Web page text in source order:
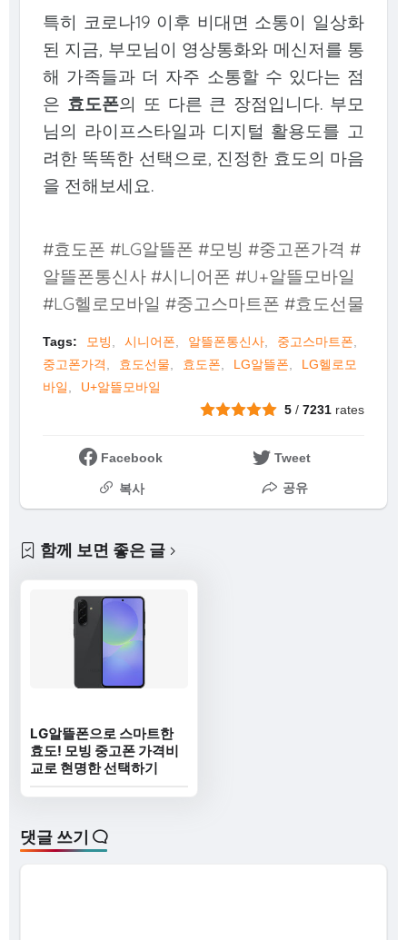
특히 코로나19 이후 비대면 소통이 일상화
된 지금, 부모님이 영상통화와 메신저를 통
해 가족들과 더 자주 소통할 수 있다는 점
은 효도폰의 또 다른 큰 장점입니다. 부모
님의 라이프스타일과 디지털 활용도를 고
려한 똑똑한 선택으로, 진정한 효도의 마음
을 전해보세요.
#효도폰 #LG알뜰폰 #모빙 #중고폰가격 #
알뜰폰통신사 #시니어폰 #U+알뜰모바일
#LG헬로모바일 #중고스마트폰 #효도선물
Tags: 모빙 시니어폰 알뜰폰통신사
중고스마트폰
중고폰가격
효도선물 효도폰 LG알뜰폰
LG헬로모
바일
U+알뜰모바일
5 /7231 rates
Facebook Tweet
복사 공유
함께 보면 좋은 글
LG알뜰폰으로 스마트한
효도! 모빙 중고폰 가격비
교로 현명한 선택하기
댓글 쓰기